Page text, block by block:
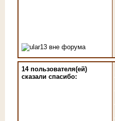
14 пользователя(ей)
сказали cпасибо: